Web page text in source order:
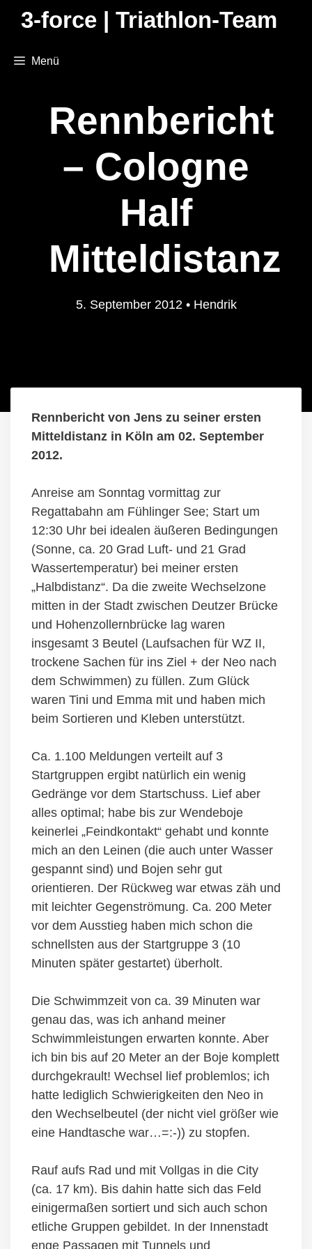
Inhalt3-force | Triathlon-Team
Menü
Rennbericht
– Cologne
Half
Mitteldistanz
5. September 2012 • Hendrik
Rennbericht von Jens zu seiner ersten
Mitteldistanz in Köln am 02. September
2012.
Anreise am Sonntag vormittag zur
Regattabahn am Fühlinger See; Start um
12:30 Uhr bei idealen äußeren Bedingungen
(Sonne, ca. 20 Grad Luft- und 21 Grad
Wassertemperatur) bei meiner ersten
„Halbdistanz“. Da die zweite Wechselzone
mitten in der Stadt zwischen Deutzer Brücke
und Hohenzollernbrücke lag waren
insgesamt 3 Beutel (Laufsachen für WZ II,
trockene Sachen für ins Ziel + der Neo nach
dem Schwimmen) zu füllen. Zum Glück
waren Tini und Emma mit und haben mich
beim Sortieren und Kleben unterstützt.
Ca. 1.100 Meldungen verteilt auf 3
Startgruppen ergibt natürlich ein wenig
Gedränge vor dem Startschuss. Lief aber
alles optimal; habe bis zur Wendeboje
keinerlei „Feindkontakt“ gehabt und konnte
mich an den Leinen (die auch unter Wasser
gespannt sind) und Bojen sehr gut
orientieren. Der Rückweg war etwas zäh und
mit leichter Gegenströmung. Ca. 200 Meter
vor dem Ausstieg haben mich schon die
schnellsten aus der Startgruppe 3 (10
Minuten später gestartet) überholt.
Die Schwimmzeit von ca. 39 Minuten war
genau das, was ich anhand meiner
Schwimmleistungen erwarten konnte. Aber
ich bin bis auf 20 Meter an der Boje komplett
durchgekrault! Wechsel lief problemlos; ich
hatte lediglich Schwierigkeiten den Neo in
den Wechselbeutel (der nicht viel größer wie
eine Handtasche war…=:-)) zu stopfen.
Rauf aufs Rad und mit Vollgas in die City
(ca. 17 km). Bis dahin hatte sich das Feld
einigermaßen sortiert und sich auch schon
etliche Gruppen gebildet. In der Innenstadt
enge Passagen mit Tunnels und